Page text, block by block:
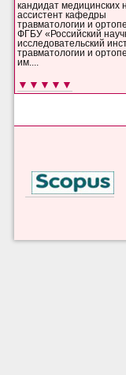
кандидат медицинских
ассистент кафедры
травматологии и
ФГБУ «Российский
исследовательский
травматологии и
им....
▼▼▼▼▼